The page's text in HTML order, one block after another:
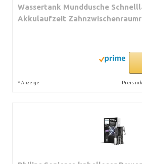
Wassertank Munddusche
Akkulaufzeit
* Anzeige Preis